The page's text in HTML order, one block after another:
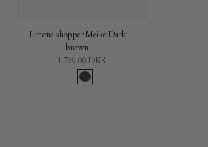
Limona shopper Meike Dark
brown
1.799,00 DKK
Dark